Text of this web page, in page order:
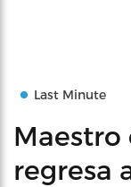
Last Minute
Maestro
regresa